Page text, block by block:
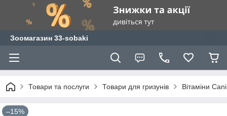
Зоомагазин 33-sobaki
Товари та послуги Товари для гризунів Вітаміни
–15%